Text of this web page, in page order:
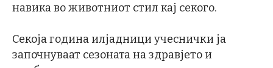
навика во животниот стил кај секого.
Секоја година илјадници учеснички ја
започнуваат сезоната на здравјето и